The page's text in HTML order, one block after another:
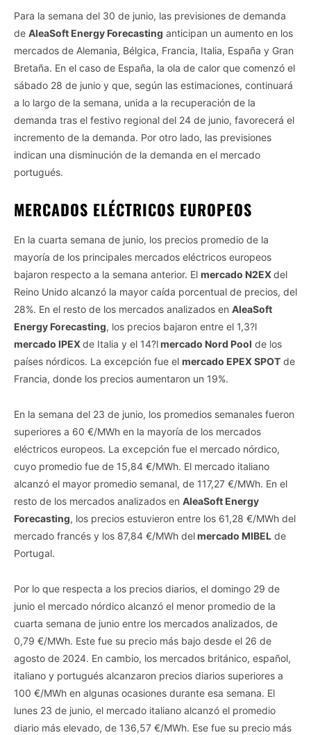
Para la semana del 30 de junio, las previsiones de demanda
de AleaSoft Energy Forecasting anticipan un aumento en los
mercados de Alemania, Bélgica, Francia, Italia, España y Gran
Bretaña. En el caso de España, la ola de calor que comenzó el
sábado 28 de junio y que, según las estimaciones, continuará
a lo largo de la semana, unida a la recuperación de la
demanda tras el festivo regional del 24 de junio, favorecerá el
incremento de la demanda. Por otro lado, las previsiones
indican una disminución de la demanda en el mercado
portugués.
MERCADOS ELÉCTRICOS EUROPEOS
En la cuarta semana de junio, los precios promedio de la
mayoría de los principales mercados eléctricos europeos
bajaron respecto a la semana anterior. El mercado N2EXdel
Reino Unido alcanzó la mayor caída porcentual de precios, del
28%. En el resto de los mercados analizados en AleaSoft
Energy Forecasting, los precios bajaron entre el 1,3?l
mercado IPEXde Italia y el 14?lmercado Nord Pool de los
países nórdicos. La excepción fue el mercado EPEX SPOT de
Francia, donde los precios aumentaron un 19%.
En la semana del 23 de junio, los promedios semanales fueron
superiores a 60 €/MWh en la mayoría de los mercados
eléctricos europeos. La excepción fue el mercado nórdico,
cuyo promedio fue de 15,84 €/MWh. El mercado italiano
alcanzó el mayor promedio semanal, de 117,27 €/MWh. En el
resto de los mercados analizados en AleaSoft Energy
Forecasting, los precios estuvieron entre los 61,28 €/MWh del
mercado francés y los 87,84 €/MWh delmercado MIBEL de
Portugal.
Por lo que respecta a los precios diarios, el domingo 29 de
junio el mercado nórdico alcanzó el menor promedio de la
cuarta semana de junio entre los mercados analizados, de
0,79 €/MWh. Este fue su precio más bajo desde el 26 de
agosto de 2024. En cambio, los mercados británico, español,
italiano y portugués alcanzaron precios diarios superiores a
100 €/MWh en algunas ocasiones durante esa semana. El
lunes 23 de junio, el mercado italiano alcanzó el promedio
diario más elevado, de 136,57 €/MWh. Ese fue su precio más